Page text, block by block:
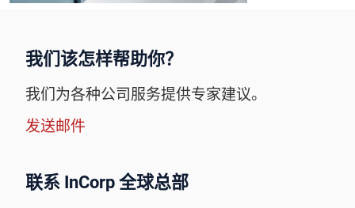
我们该怎样帮助你？
我们为各种公司服务提供专家建议。
发送邮件
联系 InCorp 全球总部